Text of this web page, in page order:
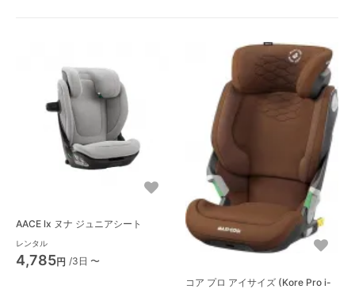
AACE lx ヌナ ジュニアシート
レンタル
4,785円 /3日 〜
コア プロ アイサイズ (Kore Pro i-